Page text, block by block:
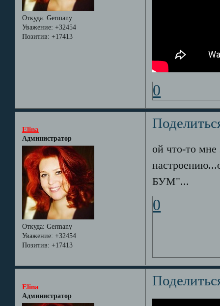
Откуда: Germany
Уважение: +32454
Позитив: +17413
0
Elina
Администратор
Откуда: Germany
Уважение: +32454
Позитив: +17413
ой что-то мне
БУМ"...
0
Elina
Администратор